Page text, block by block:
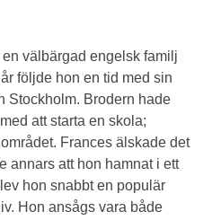
välbärgad engelsk familj
följde hon en tid med sin
Stockholm. Brodern hade
att starta en skola;
Frances älskade det
annars att hon hamnat i ett
hon snabbt en populär
Hon ansågs vara både